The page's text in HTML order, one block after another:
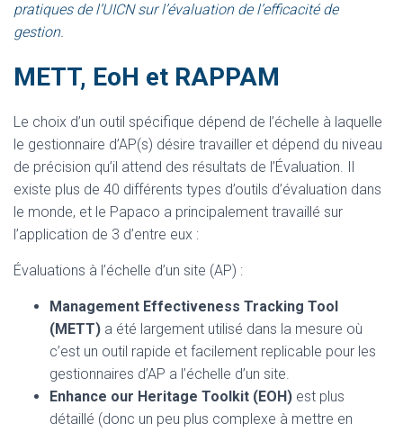
pratiques de l’UICN sur l’évaluation de l’efficacité de
gestion.
METT, EoH et RAPPAM
Le choix d’un outil spécifique dépend de l’échelle à laquelle
le gestionnaire d’AP(s) désire travailler et dépend du niveau
de précision qu’il attend des résultats de l’Évaluation. Il
existe plus de 40 différents types d’outils d’évaluation dans
le monde, et le Papaco a principalement travaillé sur
l’application de 3 d’entre eux :
Évaluations à l’échelle d’un site (AP) :
Management Effectiveness Tracking Tool
(METT) a été largement utilisé dans la mesure où
c’est un outil rapide et facilement replicable pour les
gestionnaires d’AP a l’échelle d’un site.
Enhance our Heritage Toolkit (EOH) est plus
détaillé (donc un peu plus complexe à mettre en